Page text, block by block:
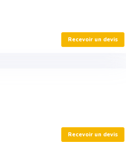
Recevoir un devis
Recevoir un devis